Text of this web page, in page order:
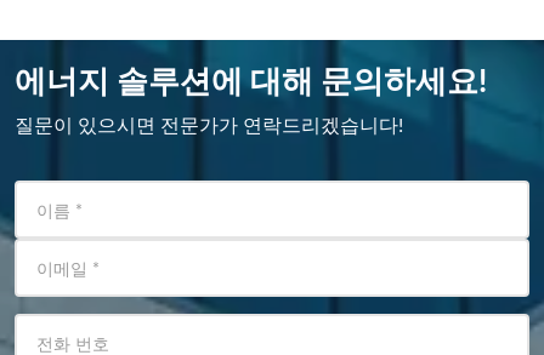
에너지 솔루션에 대해 문의하세요!
질문이 있으시면 전문가가 연락드리겠습니다!
이름 *
이메일 *
전화 번호